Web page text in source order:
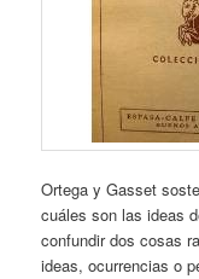
Ortega y Gasset
cuáles son las ideas
confundir dos cosas
ideas, ocurrencias o